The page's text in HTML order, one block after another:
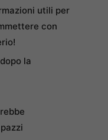
utili per
con
la